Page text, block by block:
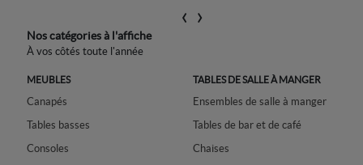
‹ ›
Nos catégories à l'affiche
À vos côtés toute l'année
MEUBLES
Canapés
Tables basses
Consoles
TABLES DE SALLE À MANGER
Ensembles de salle à manger
Tables de bar et de café
Chaises